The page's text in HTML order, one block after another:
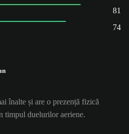
81
74
înalte și are o prezență fizică
timpul duelurilor aeriene.